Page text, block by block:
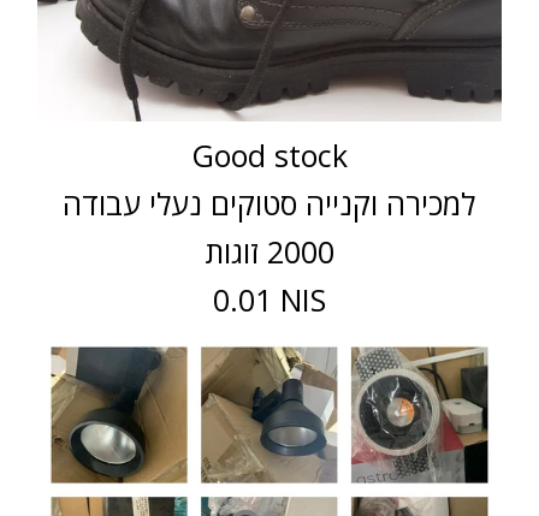
Good stock
למכירה וקנייה סטוקים נעלי עבודה
2000 זוגות
0.01 NIS